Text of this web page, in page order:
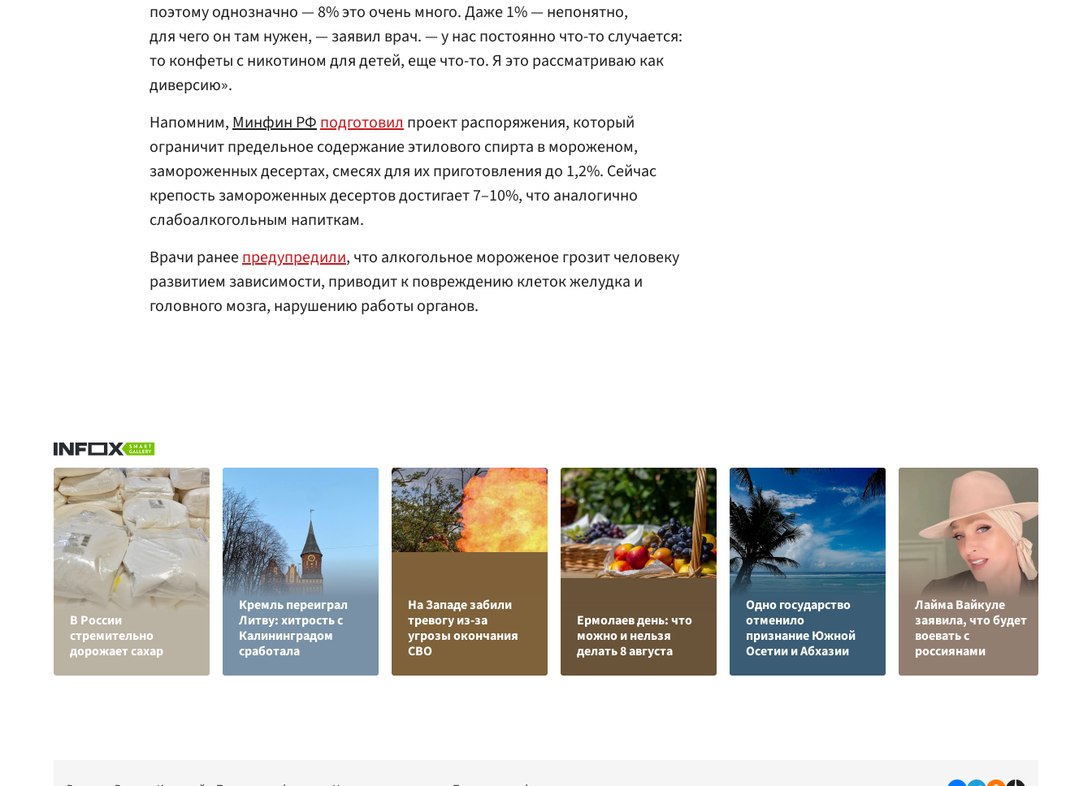
поэтому однозначно — 8% это очень много. Даже 1% — непонятно,
для чего он там нужен, — заявил врач. — у нас постоянно что-то случается:
то конфеты с никотином для детей, еще что-то. Я это рассматриваю как
диверсию».
Напомним,Минфин РФподготовилпроект распоряжения, который
ограничит предельное содержание этилового спирта в мороженом,
замороженных десертах, смесях для их приготовления до 1,2%. Сейчас
крепость замороженных десертов достигает 7–10%, что аналогично
слабоалкогольным напиткам.
Врачи ранеепредупредили, что алкогольное мороженое грозит человеку
развитием зависимости, приводит к повреждению клеток желудка и
головного мозга, нарушению работы органов.
В России
стремительно
дорожает сахар
Кремль переиграл
Литву: хитрость с
Калининградом
сработала
На Западе забили
тревогу из-за
угрозы окончания
СВО
Ермолаев день: что
можно и нельзя
делать 8 августа
Одно государство
отменило
признание Южной
Осетии и Абхазии
Лайма Вайкуле
заявила, что будет
воевать с
россиянами